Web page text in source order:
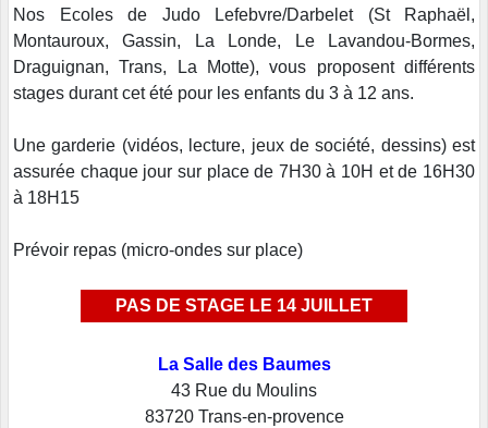
Nos Ecoles de Judo Lefebvre/Darbelet (St Raphaël,
Montauroux, Gassin, La Londe, Le Lavandou-Bormes,
Draguignan, Trans, La Motte), vous proposent différents
stages durant cet été pour les enfants du 3 à 12 ans.
Une garderie (vidéos, lecture, jeux de société, dessins) est
assurée chaque jour sur place de 7H30 à 10H et de 16H30
à 18H15
Prévoir repas (micro-ondes sur place)
PAS DE STAGE LE 14 JUILLET
La Salle des Baumes
43 Rue du Moulins
83720 Trans-en-provence